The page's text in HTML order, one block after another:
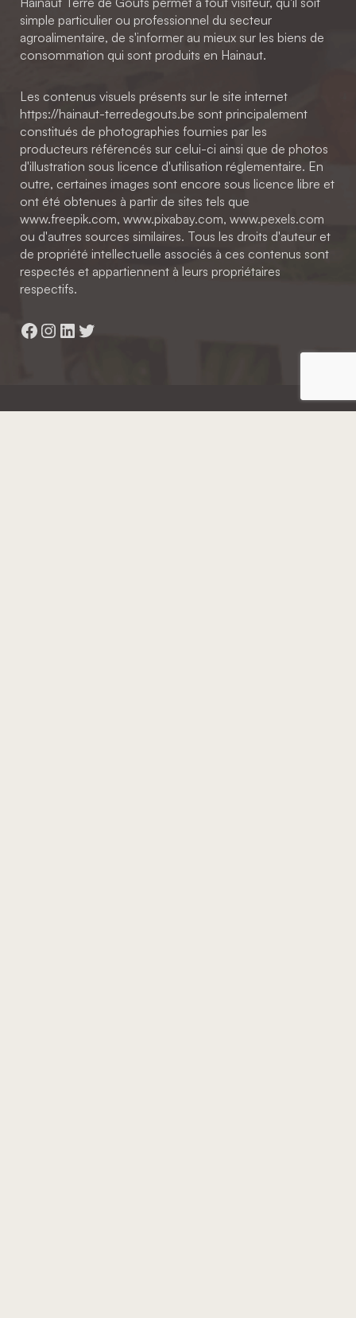
simple particulier ou professionnel du secteur
agroalimentaire, de s'informer au mieux sur les biens de
consommation qui sont produits en Hainaut.
Les contenus visuels présents sur le site internet
https://hainaut-terredegouts.be sont principalement
constitués de photographies fournies par les
producteurs référencés sur celui-ci ainsi que de photos
d'illustration sous licence d'utilisation réglementaire. En
outre, certaines images sont encore sous licence libre et
ont été obtenues à partir de sites tels que
www.freepik.com, www.pixabay.com, www.pexels.com
ou d'autres sources similaires. Tous les droits d'auteur et
de propriété intellectuelle associés à ces contenus sont
respectés et appartiennent à leurs propriétaires
respectifs.
Facebook
Instagram
LinkedIn
Twitter